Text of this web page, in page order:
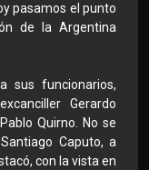
pasamos el punto
de la Argentina
sus funcionarios,
Gerardo
Quirno. No se
Caputo, a
con la vista en